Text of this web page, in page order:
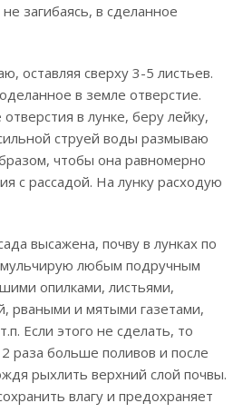
загибаясь, в сделанное
оставляя сверху 3-5 листьев.
в земле отверстие.
в лунке, беру лейку,
струей воды размываю
чтобы она равномерно
с рассадой. На лунку расходую
высажена, почву в лунках по
мульчирую любым подручным
опилками, листьями,
рваными и мятыми газетами,
Если этого не сделать, то
раза больше поливов и после
рыхлить верхний слой почвы.
влагу и предохраняет